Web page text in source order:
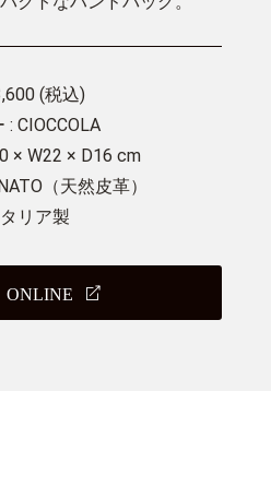
(税込)
: CIOCCOLA
× W22 × D16 cm
（天然皮革）
リア製
ONLINE